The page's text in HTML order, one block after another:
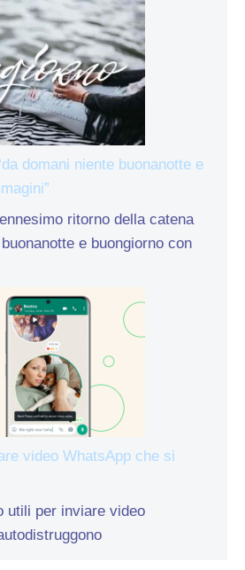
domani niente buonanotte e
ritorno della catena
e buongiorno con
video WhatsApp che si
utili per inviare video